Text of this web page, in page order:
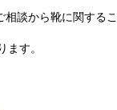
談から靴に関する
ます。